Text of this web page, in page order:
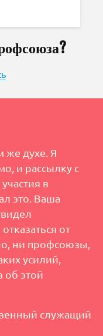
же духе. Я
и рассылку с
в
это. Ваша
от
ни профсоюзы,
усилий,
об этой
служащий